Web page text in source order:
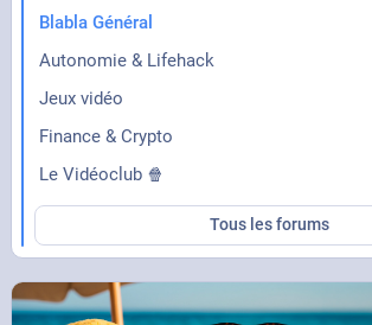
Blabla Général
Autonomie & Lifehack
Jeux vidéo
Finance & Crypto
Le Vidéoclub 🍿
Tous les forums